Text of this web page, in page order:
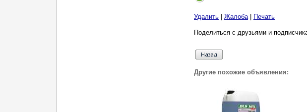
Удалить Жалоба| Печать
Поделиться с друзьями и
Другие похожие объявления: